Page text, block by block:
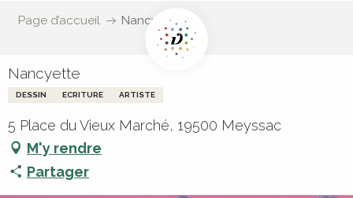
Page d’accueil Nancyette
Nancyette
DESSIN ECRITURE ARTISTE
5 Place du Vieux Marché, 19500 Meyssac
M'y rendre
Partager